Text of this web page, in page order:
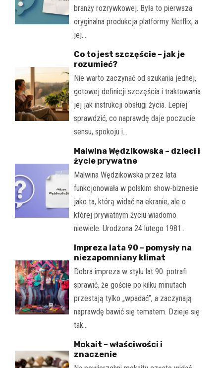
branży rozrywkowej. Była to pierwsza
oryginalna produkcja platformy Netflix, a
jej…
Co to jest szczęście – jak je
rozumieć?
Nie warto zaczynać od szukania jednej,
gotowej definicji szczęścia i traktowania
jej jak instrukcji obsługi życia. Lepiej
sprawdzić, co naprawdę daje poczucie
sensu, spokoju i…
Malwina Wędzikowska – dzieci i
życie prywatne
Malwina Wędzikowska przez lata
funkcjonowała w polskim show-biznesie
jako ta, którą widać na ekranie, ale o
której prywatnym życiu wiadomo
niewiele. Urodzona 24 lutego 1981…
Impreza lata 90 – pomysły na
niezapomniany klimat
Dobra impreza w stylu lat 90. potrafi
sprawić, że goście po kilku minutach
przestają tylko „wpadać”, a zaczynają
naprawdę bawić się tematem. Dzieje się
tak…
Mokait – właściwości i
znaczenie